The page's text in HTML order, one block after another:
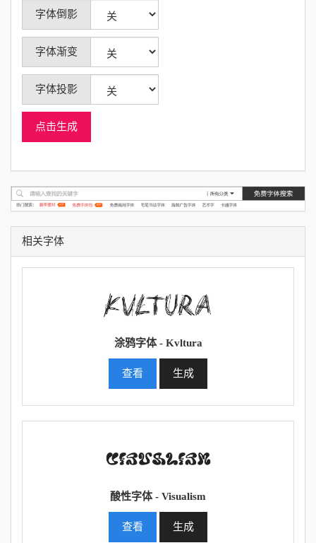
字体倒影
字体渐变
字体投影
点击生成
相关字体
涂鸦字体 - Kvltura
查看 生成
酸性字体 - Visualism
查看 生成